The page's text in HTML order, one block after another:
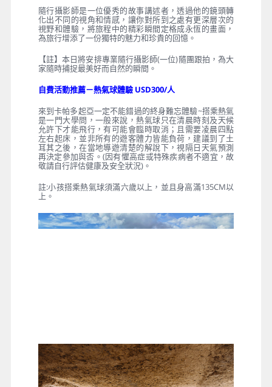
隨行攝影師是一位優秀的故事講述者，透過他的鏡頭轉
化出不同的視角和情感，讓你對所到之處有更深層次的
視野和體驗，將旅程中的精彩瞬間定格成永恆的畫面，
為旅行增添了一份獨特的魅力和珍貴的回憶。
【註】本日將安排專業隨行攝影師(一位)隨團跟拍，為大
家隨時捕捉最美好而自然的瞬間。
自費活動推薦－熱氣球體驗 USD300/人
來到卡帕多起亞一定不能錯過的終身難忘體驗~搭乘熱氣
是一門大學問，一般來說，熱氣球只在清晨時刻及天候
允許下才能飛行，有可能會臨時取消；且需要凌晨四點
左右起床，並非所有的遊客體力皆能負荷，建議到了土
耳其之後，在當地導遊清楚的解說下，視隔日天氣預測
再決定參加與否。(因有懼高症或特殊疾病者不適宜，故
敬請自行評估健康及安全狀況)。
註:小孩搭乘熱氣球須滿六歲以上，並且身高滿135CM以
上。